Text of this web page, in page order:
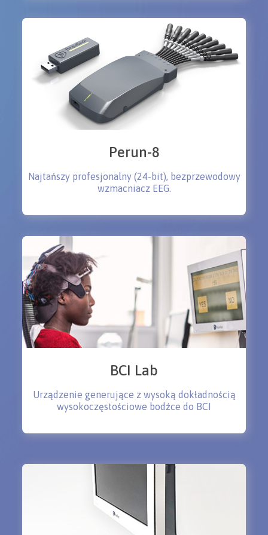
Perun-8
Najtańszy profesjonalny (24-bit), bezprzewodowy
wzmacniacz EEG.
BCI Lab
Urządzenie generujące z wysoką dokładnością
wysokoczęstościowe bodźce do BCI